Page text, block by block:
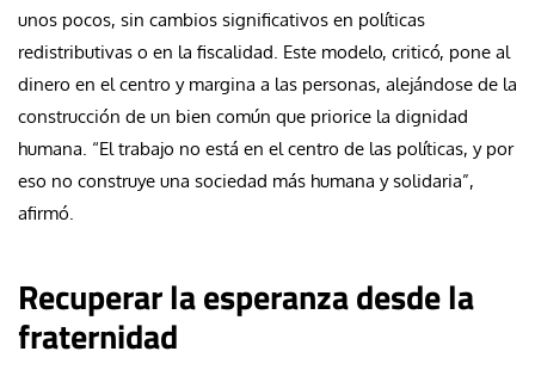
unos pocos, sin cambios significativos en políticas
redistributivas o en la fiscalidad. Este modelo, criticó, pone al
dinero en el centro y margina a las personas, alejándose de la
construcción de un bien común que priorice la dignidad
humana. “El trabajo no está en el centro de las políticas, y por
eso no construye una sociedad más humana y solidaria”,
afirmó.
Recuperar la esperanza desde la
fraternidad